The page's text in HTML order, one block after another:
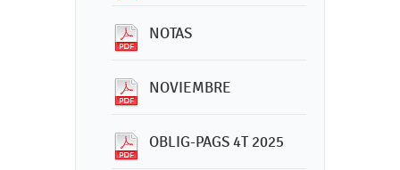
NOTAS
NOVIEMBRE
OBLIG-PAGS 4T 2025